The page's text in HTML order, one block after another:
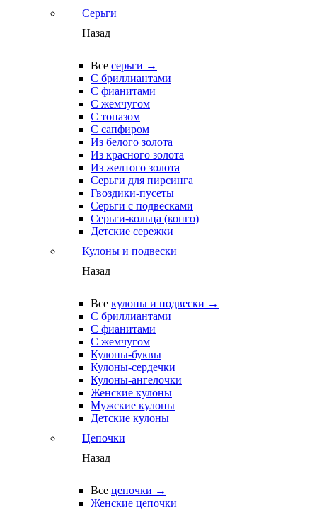
Серьги
Назад
Все серьги →
С бриллиантами
С фианитами
С жемчугом
С топазом
С сапфиром
Из белого золота
Из красного золота
Из желтого золота
Серьги для пирсинга
Гвоздики-пусеты
Серьги с подвесками
Серьги-кольца (конго)
Детские сережки
Кулоны и подвески
Назад
Все кулоны и подвески →
С бриллиантами
С фианитами
С жемчугом
Кулоны-буквы
Кулоны-сердечки
Кулоны-ангелочки
Женские кулоны
Мужские кулоны
Детские кулоны
Цепочки
Назад
Все цепочки →
Женские цепочки